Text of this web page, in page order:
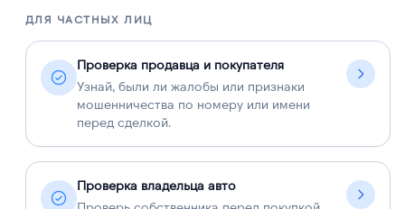
ДЛЯ ЧАСТНЫХ ЛИЦ
Проверка продавца и покупателя
Узнай, были ли жалобы или признаки
мошенничества по номеру или имени
перед сделкой.
Проверка владельца авто